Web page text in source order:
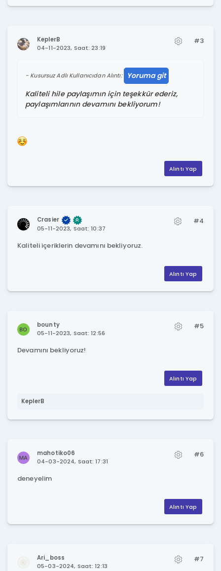
KeplerB
04-11-2023, Saat: 23:19
#3
Kusursuz Adlı Kullanıcıdan Alıntı:
Yoruma git
Kaliteli hile paylaşımın için teşekkür ederiz,
paylaşımlarının devamını bekliyorum!
Alıntı Yap
Crasier
05-11-2023, Saat: 10:37
#4
Kaliteli içeriklerin devamını bekliyoruz.
Alıntı Yap
bounty
05-11-2023, Saat: 12:56
#5
Devamını bekliyoruz!
Alıntı Yap
KeplerB
mahotiko06
04-03-2024, Saat: 17:31
#6
deneyelim
Alıntı Yap
Ari_boss
05-03-2024, Saat: 12:13
#7